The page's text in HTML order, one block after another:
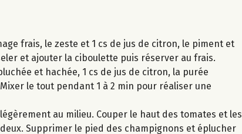
frais, le zeste et 1 cs de jus de citron, le piment et
et ajouter la ciboulette puis réserver au frais.
et hachée, 1 cs de jus de citron, la purée
le tout pendant 1 à 2 min pour réaliser une
au milieu. Couper le haut des tomates et les
Supprimer le pied des champignons et éplucher